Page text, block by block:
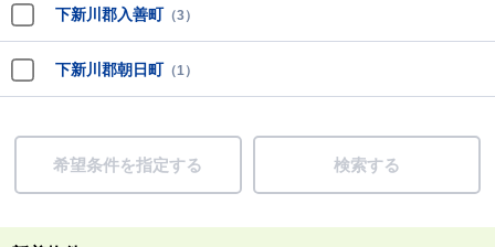
下新川郡入善町 （3）
下新川郡朝日町 （1）
希望条件を指定する 検索する